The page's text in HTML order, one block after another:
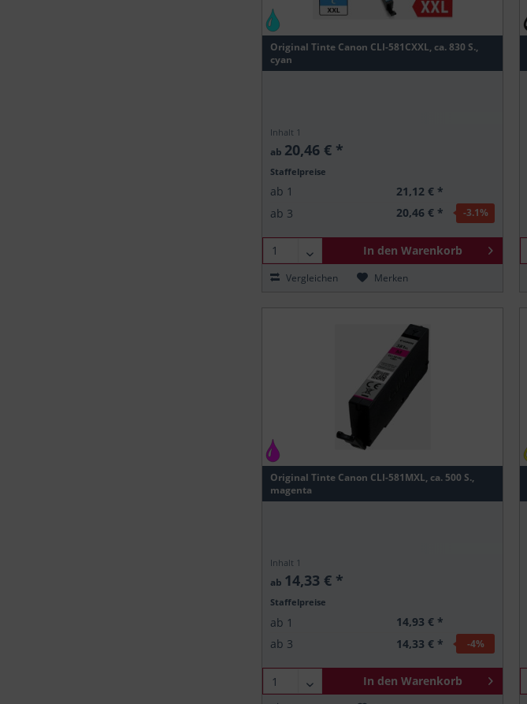
Original Tinte Canon CLI-581CXXL, ca. 830 S.,
cyan
Inhalt 1
ab 20,46 € *
Staffelpreise
ab 1
21,12 € *
ab 3 20,46 € * -3.1%
In den Warenkorb
Vergleichen Merken
Original Tinte Canon CLI-581MXL, ca. 500 S.,
magenta
Inhalt 1
ab 14,33 € *
Staffelpreise
ab 1
14,93 € *
ab 3 14,33 € * -4%
In den Warenkorb